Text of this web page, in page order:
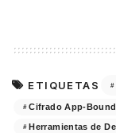
ETIQUETAS
Cifrado App-Bound
Herramientas de